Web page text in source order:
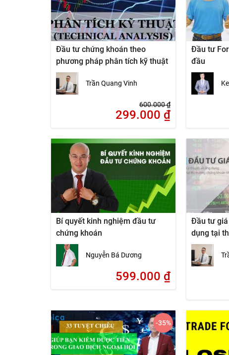
Đầu tư chứng khoán theo
phương pháp phân tích kỹ thuật
Trần Quang Vinh
600.000₫
299.000 ₫
Đầu tư
đầu
Bí quyết kinh nghiệm đầu tư
chứng khoán
Nguyễn Bá Dương
599.000 ₫
Đầu tư
dụng tại
Việt Nam
-35%